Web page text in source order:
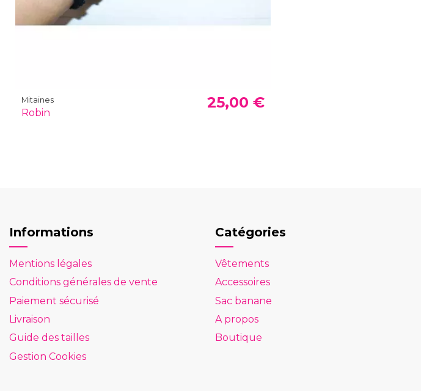
Mitaines
Robin
25,00 €
Informations
Mentions légales
Conditions générales de vente
Paiement sécurisé
Livraison
Guide des tailles
Gestion Cookies
Catégories
Vêtements
Accessoires
Sac banane
A propos
Boutique